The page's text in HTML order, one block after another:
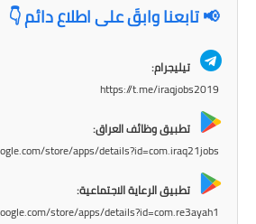
ملازم
📢 تابعنا وابقَ على اطلاع دائم 👇
تيليجرام:
https://t.me/iraqjobs2019
تطبيق وظائف العراق:
store/apps/details?id=com.iraq21jobs
تطبيق الرعاية الاجتماعية:
store/apps/details?id=com.re3ayah1